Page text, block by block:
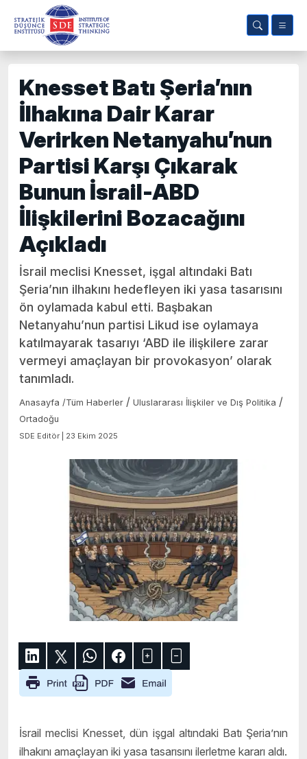
Knesset Batı Şeria’nın
İlhakına Dair Karar
Verirken Netanyahu’nun
Partisi Karşı Çıkarak
Bunun İsrail-ABD
İlişkilerini Bozacağını
Açıkladı
İsrail meclisi Knesset, işgal altındaki Batı
Şeria’nın ilhakını hedefleyen iki yasa tasarısını
ön oylamada kabul etti. Başbakan
Netanyahu’nun partisi Likud ise oylamaya
katılmayarak tasarıyı ‘ABD ile ilişkilere zarar
vermeyi amaçlayan bir provokasyon’ olarak
tanımladı.
Anasayfa /Tüm Haberler / Uluslararası İlişkiler ve Dış Politika /
Ortadoğu
SDE Editör | 23 Ekim 2025
İsrail meclisi Knesset, dün işgal altındaki Batı Şeria’nın
ilhakını amaçlayan iki yasa tasarısını ilerletme kararı aldı.